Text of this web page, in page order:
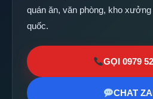
quán ăn, văn phòng, kho
quốc.
GỌI 0979
CHAT